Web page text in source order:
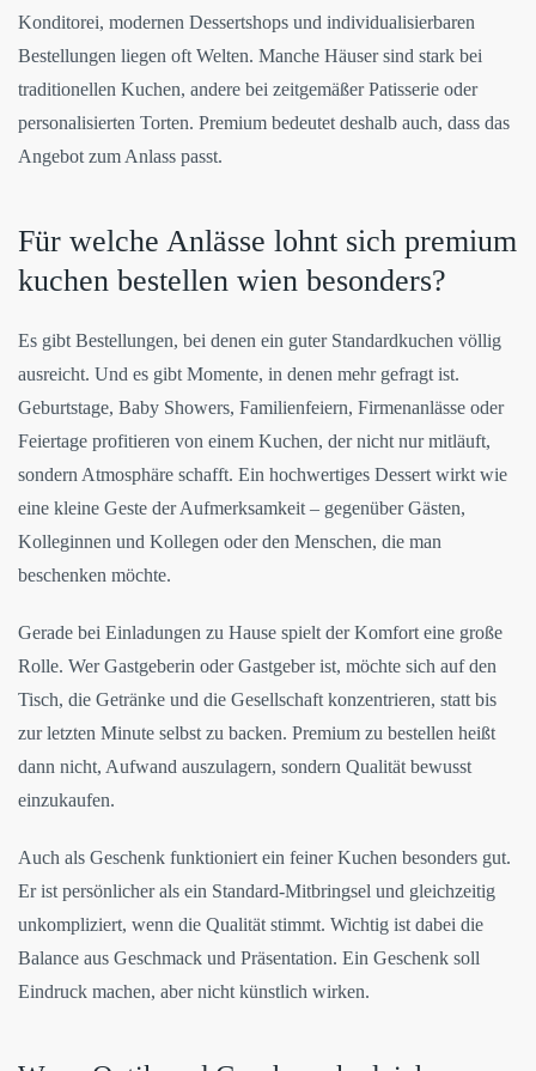
Konditorei, modernen Dessertshops und individualisierbaren
Bestellungen liegen oft Welten. Manche Häuser sind stark bei
traditionellen Kuchen, andere bei zeitgemäßer Patisserie oder
personalisierten Torten. Premium bedeutet deshalb auch, dass das
Angebot zum Anlass passt.
Für welche Anlässe lohnt sich premium
kuchen bestellen wien besonders?
Es gibt Bestellungen, bei denen ein guter Standardkuchen völlig
ausreicht. Und es gibt Momente, in denen mehr gefragt ist.
Geburtstage, Baby Showers, Familienfeiern, Firmenanlässe oder
Feiertage profitieren von einem Kuchen, der nicht nur mitläuft,
sondern Atmosphäre schafft. Ein hochwertiges Dessert wirkt wie
eine kleine Geste der Aufmerksamkeit – gegenüber Gästen,
Kolleginnen und Kollegen oder den Menschen, die man
beschenken möchte.
Gerade bei Einladungen zu Hause spielt der Komfort eine große
Rolle. Wer Gastgeberin oder Gastgeber ist, möchte sich auf den
Tisch, die Getränke und die Gesellschaft konzentrieren, statt bis
zur letzten Minute selbst zu backen. Premium zu bestellen heißt
dann nicht, Aufwand auszulagern, sondern Qualität bewusst
einzukaufen.
Auch als Geschenk funktioniert ein feiner Kuchen besonders gut.
Er ist persönlicher als ein Standard-Mitbringsel und gleichzeitig
unkompliziert, wenn die Qualität stimmt. Wichtig ist dabei die
Balance aus Geschmack und Präsentation. Ein Geschenk soll
Eindruck machen, aber nicht künstlich wirken.